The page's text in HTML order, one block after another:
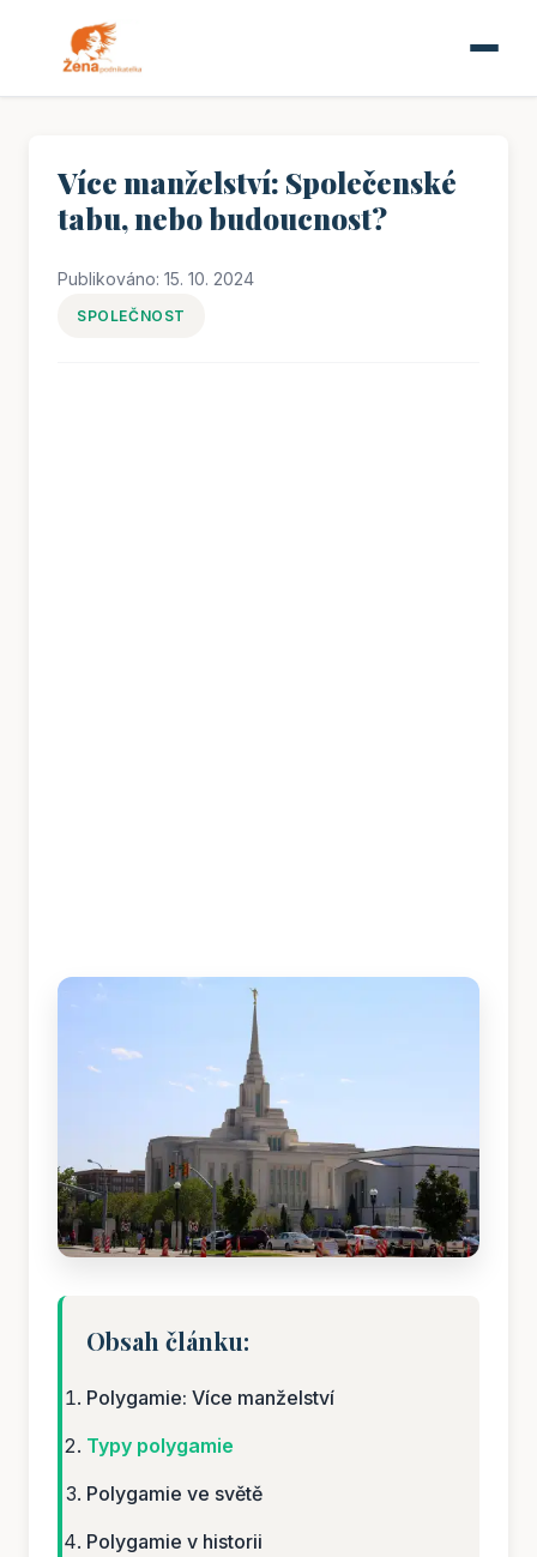
Více manželství: Společenské
tabu, nebo budoucnost?
Publikováno: 15. 10. 2024
SPOLEČNOST
Obsah článku:
Polygamie: Více manželství
Typy polygamie
Polygamie ve světě
Polygamie v historii